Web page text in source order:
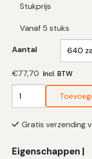
Stukprijs
Vanaf 5 stuks
Aantal
€77,70 Incl. BTW
Liter
Handvat
Gratis verzending
Eigenschappen |